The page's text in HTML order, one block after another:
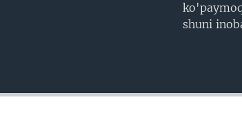
shuni